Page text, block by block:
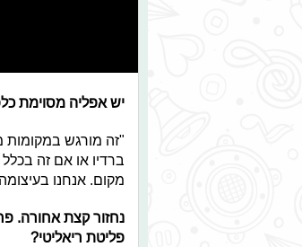
יש אפליה מסוימת
"זה מורגש במקומות
ברדיו או אם זה
מקום. אנחנו
נחזור קצת אחורה.
פליטת ריאליטי?